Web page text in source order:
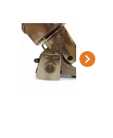
chevron_right